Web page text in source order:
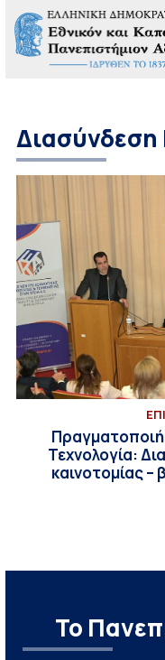
Διασύνδεση
Τεχνολογία:
καινοτομίας –
Το